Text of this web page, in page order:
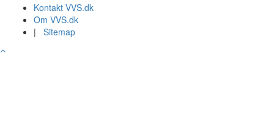
Kontakt VVS.dk
Om VVS.dk
| Sitemap